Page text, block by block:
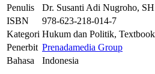
Penulis
Dr. Susanti Adi Nugroho,
ISBN
978-623-218-014-7
Kategori Hukum dan Politik, Textbook
Penerbit Prenadamedia Group
Bahasa
Indonesia